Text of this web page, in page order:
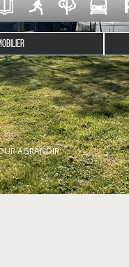
AGRANDIR
de Saint-Albin sur la